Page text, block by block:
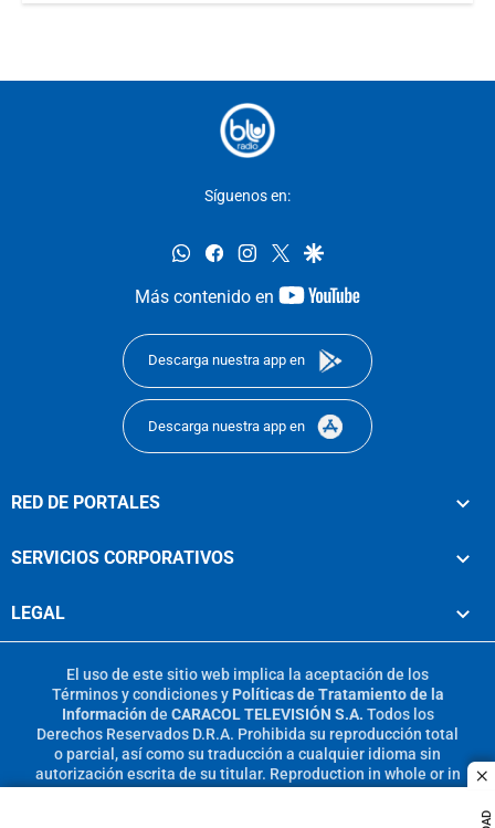
Síguenos en:
whatsappfacebookinstagram
twittergoogle
Más contenido en
youtube-
Descarga nuestra app en
Descarga nuestra app en
RED DE PORTALES
SERVICIOS CORPORATIVOS
LEGAL
El uso de este sitio web implica la aceptación de los
Términos y condicionesy Políticas de Tratamiento de la
Información de CARACOL TELEVISIÓN S.A. Todos los
Derechos Reservados D.R.A. Prohibida su reproducción total
o parcial, así como su traducción a cualquier idioma sin
autorización escrita de su titular. Reproduction in whole or in